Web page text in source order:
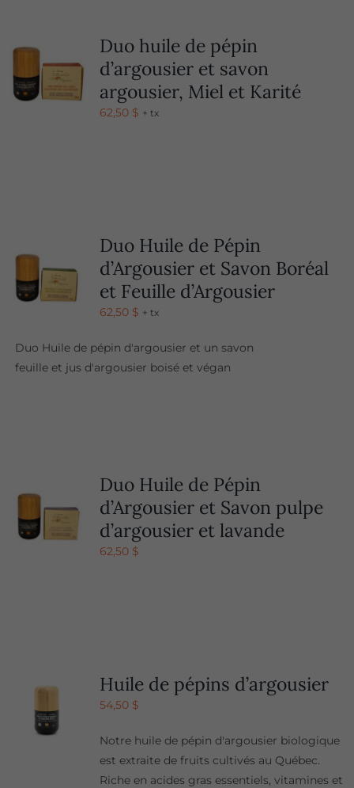
Duo huile de pépin
d’argousier et savon
argousier, Miel et Karité
62,50 $ + tx
Duo Huile de Pépin
d’Argousier et Savon Boréal
et Feuille d’Argousier
62,50 $ + tx
Duo Huile de pépin d'argousier et un savon
feuille et jus d'argousier boisé et végan
Duo Huile de Pépin
d’Argousier et Savon pulpe
d’argousier et lavande
62,50 $
Huile de pépins d’argousier
54,50 $
Notre huile de pépin d'argousier biologique
est extraite de fruits cultivés au Québec.
Riche en acides gras essentiels, vitamines et